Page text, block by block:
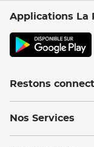
Applications La
Restons
Nos Services